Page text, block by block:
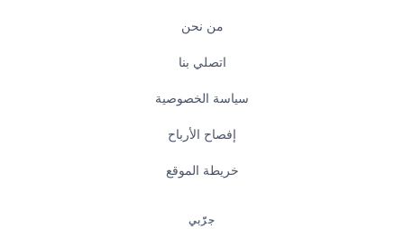
من نحن
اتصلي بنا
سياسة الخصوصية
إفصاح الأرباح
خريطة الموقع
جرّبي